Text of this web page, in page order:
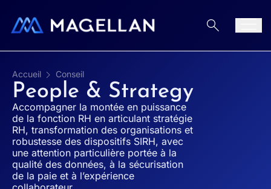
Accueil Conseil
People & Strategy
Accompagner la montée en puissance
de la fonction RH en articulant stratégie
RH, transformation des organisations et
robustesse des dispositifs SIRH, avec
une attention particulière portée à la
qualité des données, à la sécurisation
de la paie et à l’expérience